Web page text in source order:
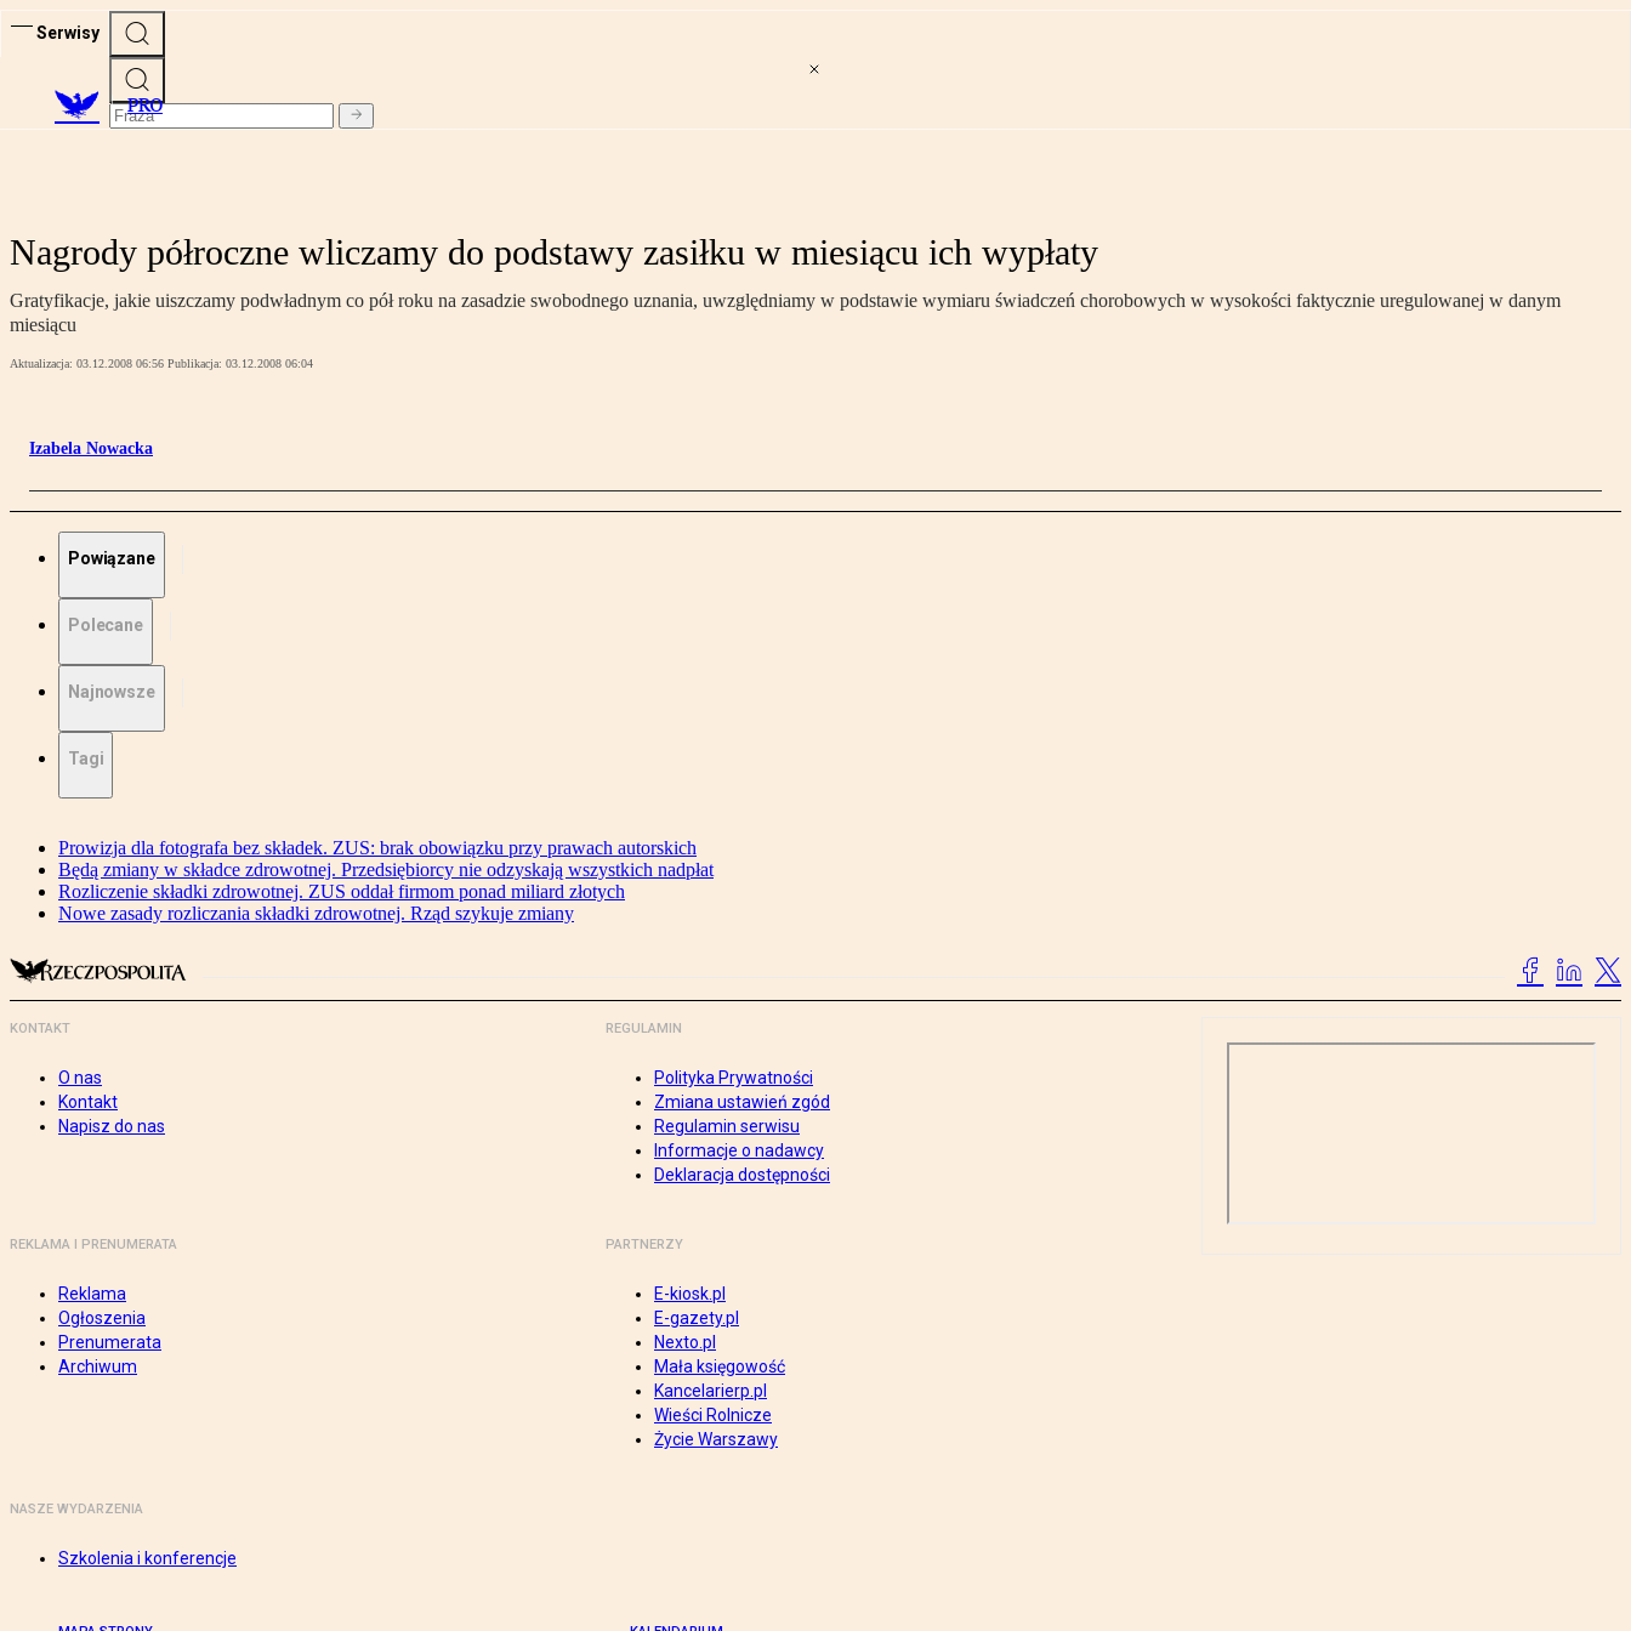
Serwisy
PRO
Nagrody półroczne wliczamy do podstawy zasiłku w miesiącu ich wypłaty
Gratyfikacje, jakie uiszczamy podwładnym co pół roku na zasadzie swobodnego uznania, uwzględniamy w podstawie wymiaru świadczeń chorobowych w wysokości faktycznie uregulowanej w danym
miesiącu
Aktualizacja: 03.12.2008 06:56 Publikacja: 03.12.2008 06:04
Izabela Nowacka
Powiązane
Polecane
Najnowsze
Tagi
Prowizja dla fotografa bez składek. ZUS: brak obowiązku przy prawach autorskich
Będą zmiany w składce zdrowotnej. Przedsiębiorcy nie odzyskają wszystkich nadpłat
Rozliczenie składki zdrowotnej. ZUS oddał firmom ponad miliard złotych
Nowe zasady rozliczania składki zdrowotnej. Rząd szykuje zmiany
KONTAKT
O nas
Kontakt
Napisz do nas
REGULAMIN
Polityka Prywatności
Zmiana ustawień zgód
Regulamin serwisu
Informacje o nadawcy
Deklaracja dostępności
REKLAMA I PRENUMERATA
Reklama
Ogłoszenia
Prenumerata
Archiwum
PARTNERZY
E-kiosk.pl
E-gazety.pl
Nexto.pl
Mała księgowość
Kancelarierp.pl
Wieści Rolnicze
Życie Warszawy
NASZE WYDARZENIA
Szkolenia i konferencje